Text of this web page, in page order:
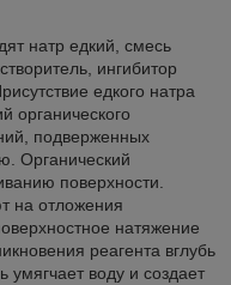
натр едкий, смесь
ингибитор
едкого натра
органического
подверженных
Органический
поверхности.
на отложения
натяжение
реагента вглубь
умягчает воду и создает